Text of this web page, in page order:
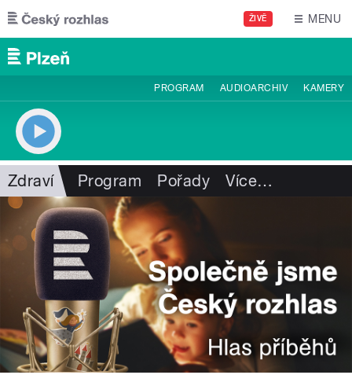
Přejít k hlavnímu obsahu
ŽIVĚ MENU
PROGRAM AUDIOARCHIV KAMERY
Zdraví Program Pořady Více…